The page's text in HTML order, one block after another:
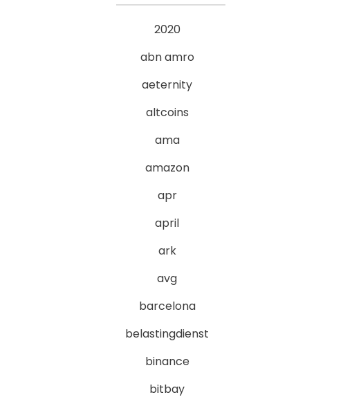
2020
abn amro
aeternity
altcoins
ama
amazon
apr
april
ark
avg
barcelona
belastingdienst
binance
bitbay